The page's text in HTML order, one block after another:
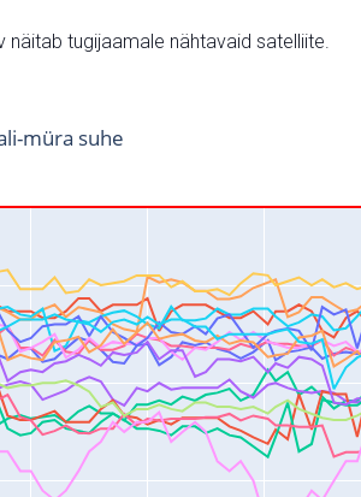
näitab tugijaamale nähtavaid satelliite.